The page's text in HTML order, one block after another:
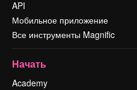
API
Мобильное приложение
Все инструменты Magnific
Начать
Academy